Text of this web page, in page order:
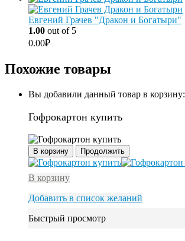
Евгений Грачев "Дракон и Богатыри"
1.00 out of 5
0.00₽
Похожие товары
Вы добавили данный товар в корзину:
Гофрокартон купить
В корзину Продолжить
В корзину
Добавить в список желаний
Быстрый просмотр